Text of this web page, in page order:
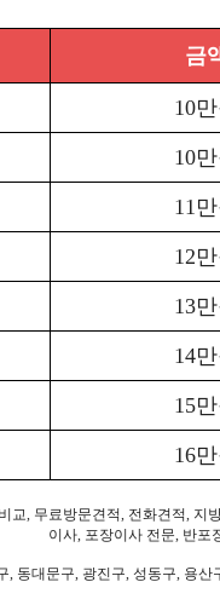
금
10
10
11
12
13
14
15
16
교, 무료방문견적, 전화견적,
이사, 포장이사 전문, 반포
동대문구, 광진구, 성동구, 용